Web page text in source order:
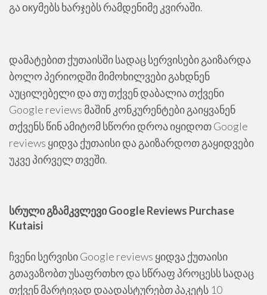
გა окуმებს ხარჯებს რამდენიმე კვირაში.
დამატებით ქუთაისში სადაც სერვისები გაიზარდა
ბოლო პერიოდში მიმოხილვები გახდნენ
აუცილებელი და თუ თქვენ დაბალია თქვენი
Google reviews მაშინ კონკურენტები გაიყვანენ
თქვენს წინ ამიტომ სწორი დროა იყიდოთ Google
reviews ყიდვა ქუთაისი და გაიზარდოთ გაყიდვები
უკვე პირველ თვეში.
სრული გზამკვლევი Google Reviews Purchase
Kutaisi
ჩვენი სერვისი Google reviews ყიდვა ქუთაისი
გთავაზობთ უსაფრთხო და სწრაფ პროცესს სადაც
თქვენ მარტივად დაადასტურებთ პაკეტს 10